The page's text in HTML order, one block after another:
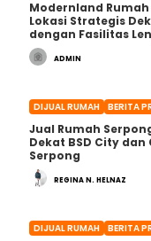
Modernland
Lokasi Strategis
dengan Fasilitas
untuk Hunian dan
ADMIN
DIJUAL RUMAH BERITA
Jual Rumah
Dekat BSD City dan
Serpong
REGINA N. HELNAZ
DIJUAL RUMAH BERITA